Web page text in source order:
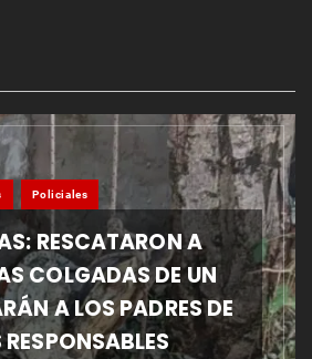
Policiales
RESCATARON A
COLGADAS DE UN
A LOS PADRES DE